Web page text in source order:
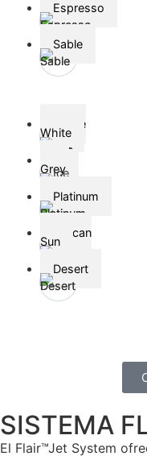
Espresso
Espresso
Sable
Sable
Alpine
White
Alpine White
Grey
Platinum
Platinum
Tuscan
Sun
Desert
Desert
SISTEMA
El Flair™Jet System